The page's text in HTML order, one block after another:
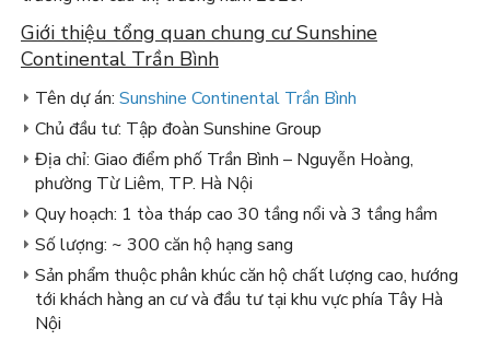
Giới thiệu tổng quan chung cư Sunshine
Continental Trần Bình
Tên dự án: Sunshine Continental Trần Bình
Chủ đầu tư: Tập đoàn Sunshine Group
Địa chỉ: Giao điểm phố Trần Bình – Nguyễn Hoàng,
phường Từ Liêm, TP. Hà Nội
Quy hoạch: 1 tòa tháp cao 30 tầng nổi và 3 tầng hầm
Số lượng: ~ 300 căn hộ hạng sang
Sản phẩm thuộc phân khúc căn hộ chất lượng cao, hướng
tới khách hàng an cư và đầu tư tại khu vực phía Tây Hà
Nội